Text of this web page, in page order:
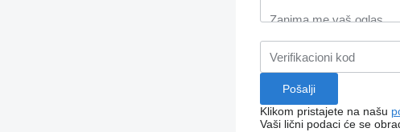
Klikom pristajete na našu
Vaši lični podaci će se